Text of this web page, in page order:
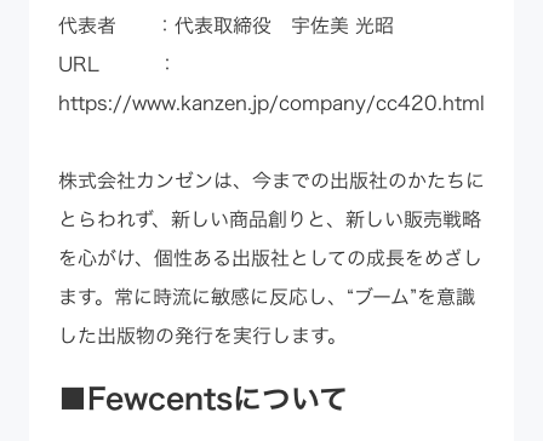
代表者 ：代表取締役 宇佐美 光昭
URL ：
https://www.kanzen.jp/company/cc420.html
株式会社カンゼンは、今までの出版社のかたちに
とらわれず、新しい商品創りと、新しい販売戦略
を心がけ、個性ある出版社としての成長をめざし
ます。常に時流に敏感に反応し、“ブーム”を意識
した出版物の発行を実行します。
■Fewcentsについて